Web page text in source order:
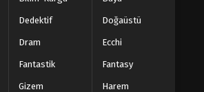
Tales of Herding Gods 34.Bölüm
izle
Blm 34 - Haziran 9, 2025
Dedektif Doğaüstü
Dram Ecchi
Fantastik Fantasy
Gizem Harem